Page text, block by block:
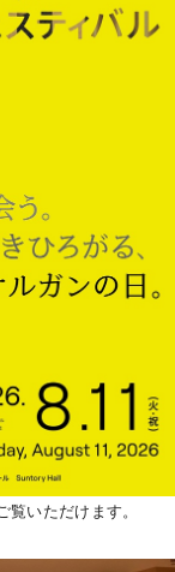
いただけます。